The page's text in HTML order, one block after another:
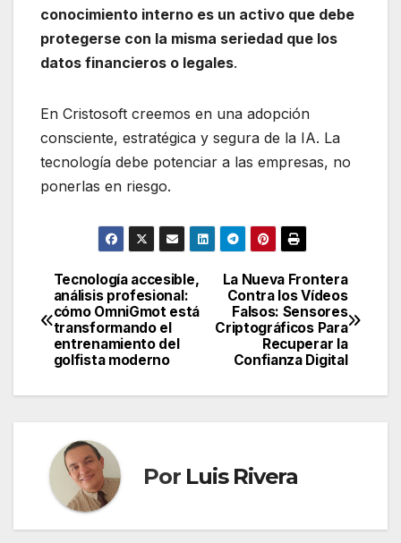
conocimiento interno es un activo que debe
protegerse con la misma seriedad que los
datos financieros o legales.
En Cristosoft creemos en una adopción
consciente, estratégica y segura de la IA. La
tecnología debe potenciar a las empresas, no
ponerlas en riesgo.
Navegación
de
entradas
La Nueva Frontera
Contra los Vídeos
Falsos: Sensores
Criptográficos Para
Recuperar la
Confianza Digital
Tecnología accesible,
análisis profesional:
cómo OmniGmot está
transformando el
entrenamiento del
golfista moderno
Por Luis Rivera